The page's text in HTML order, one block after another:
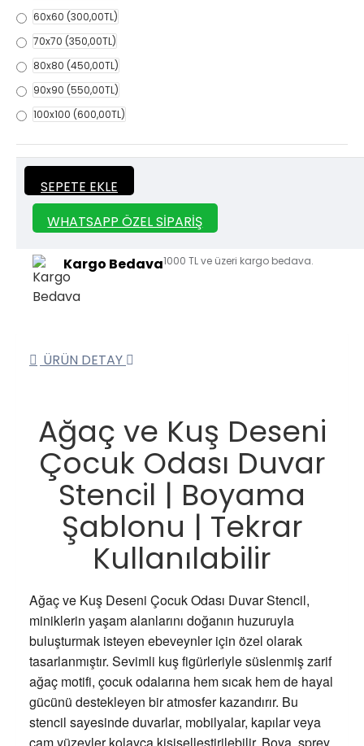
60x60 (300,00TL)
70x70 (350,00TL)
80x80 (450,00TL)
90x90 (550,00TL)
100x100 (600,00TL)
SEPETE EKLE
WHATSAPP ÖZEL SIPARIŞ
Kalın
Stencil
İtalyan Sıva ve Dekorasyon amaçlı
kullanılan kalın stencil siparişleriniz için
whatsapp veya email üzerinden iletişime
geçebilirsiniz.
Kargo Bedava1000 TL ve üzeri kargo bedava.
ÜRÜN DETAY
Ağaç ve Kuş Deseni
Çocuk Odası Duvar
Stencil | Boyama
Şablonu | Tekrar
Kullanılabilir
Ağaç ve Kuş Deseni Çocuk Odası Duvar Stencil,
miniklerin yaşam alanlarını doğanın huzuruyla
buluşturmak isteyen ebeveynler için özel olarak
tasarlanmıştır. Sevimli kuş figürleriyle süslenmiş zarif
ağaç motifi, çocuk odalarına hem sıcak hem de hayal
gücünü destekleyen bir atmosfer kazandırır. Bu
stencil sayesinde duvarlar, mobilyalar, kapılar veya